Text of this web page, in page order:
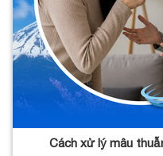
Cách xử lý mâu